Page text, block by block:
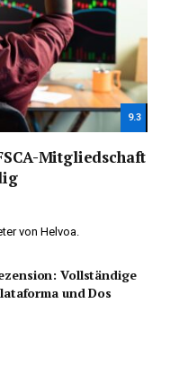
9.3
Mitgliedschaft
von Helvoa.
Vollständige
und Dos